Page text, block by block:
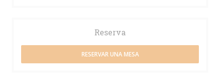
Reserva
RESERVAR UNA MESA